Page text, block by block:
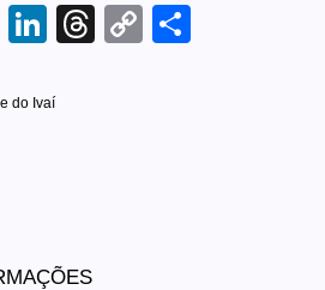
X LinkedIn
Threads
Copy
do Ivaí